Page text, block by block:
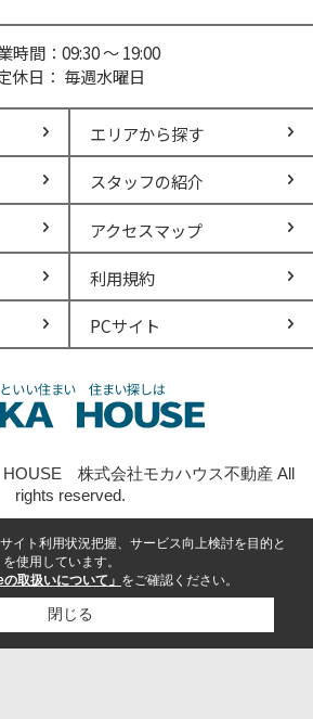
時間：09:30 ～ 19:00
休日： 毎週水曜日
エリアから探す
スタッフの紹介
アクセスマップ
利用規約
PCサイト
株式会社モカハウス不動産 All
rights reserved.
イト利用状況把握、サービス向上検討を目的と
使用しています。
の取扱いについて」 をご確認ください。
閉じる